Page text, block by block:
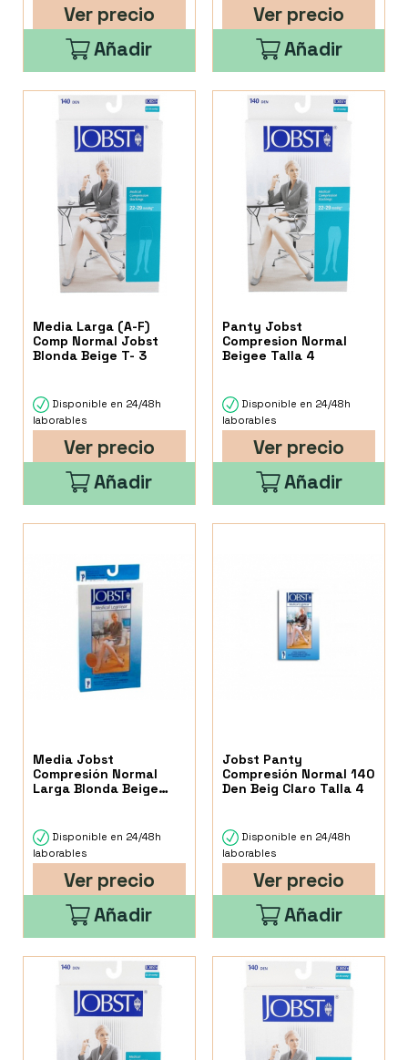
Ver precio
Añadir
Ver precio
Añadir
Media Larga (A-F)
Comp Normal Jobst
Blonda Beige T- 3
Disponible en 24/48h
laborables
Ver precio
Añadir
Panty Jobst
Compresion Normal
Beigee Talla 4
Disponible en 24/48h
laborables
Ver precio
Añadir
Media Jobst
Compresión Normal
Larga Blonda Beige
Disponible en 24/48h
laborables
Ver precio
Añadir
Jobst Panty
Compresión Normal 140
Den Beig Claro Talla 4
Disponible en 24/48h
laborables
Ver precio
Añadir